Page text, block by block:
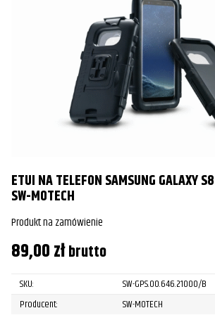
ETUI NA TELEFON SAMSUNG GALAXY
SW-MOTECH
Produkt na zamówienie
89,00złbrutto
SKU:
SW-GPS.00.646.21000/B
Producent:
SW-MOTECH